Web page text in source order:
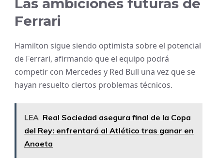
Ferrari
Hamilton sigue siendo optimista sobre el potencial
de Ferrari, afirmando que el equipo podrá
competir con Mercedes y Red Bull una vez que se
hayan resuelto ciertos problemas técnicos.
LEA Real Sociedad asegura final de la Copa
del Rey: enfrentará al Atlético tras ganar en
Anoeta